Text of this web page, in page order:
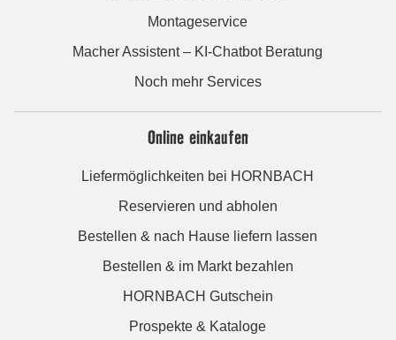
Montageservice
Macher Assistent – KI-Chatbot Beratung
Noch mehr Services
Online einkaufen
Liefermöglichkeiten bei HORNBACH
Reservieren und abholen
Bestellen & nach Hause liefern lassen
Bestellen & im Markt bezahlen
HORNBACH Gutschein
Prospekte & Kataloge